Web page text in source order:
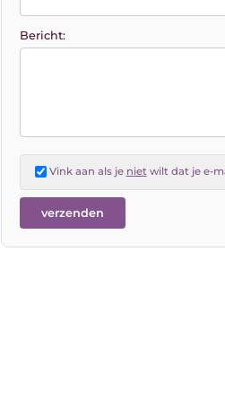
Bericht:
Vink aan als je nietwilt dat je e-